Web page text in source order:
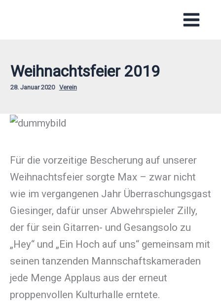
Weihnachtsfeier 2019
28. Januar 2020 Verein
Für die vorzeitige Bescherung auf unserer
Weihnachtsfeier sorgte Max – zwar nicht
wie im vergangenen Jahr Überraschungsgast
Giesinger, dafür unser Abwehrspieler Zilly,
der für sein Gitarren- und Gesangsolo zu
„Hey“ und „Ein Hoch auf uns“ gemeinsam mit
seinen tanzenden Mannschaftskameraden
jede Menge Applaus aus der erneut
proppenvollen Kulturhalle erntete.